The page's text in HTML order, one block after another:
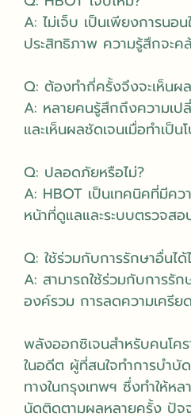
A: ไม่เจ็บ เป็นเพียงการนอ
ประสิทธิภาพ ความรู้สึกจะค
Q: ต้องทำกี่ครั้งจึงจะเห็นผ
A: หลายคนรู้สึกถึงความเ
และเห็นผลชัดเจนเมื่อทำเ
Q: ปลอดภัยหรือไม่?
A: HBOT เป็นเทคนิคที่มีค
หน้าที่ดูแลและระบบตรวจส
Q: ใช้ร่วมกับการรักษาอื่นได้
A: สามารถใช้ร่วมกับการรั
องค์รวม การลดความเครีย
พลังออกซิเจนสำหรับคนโค
ในอดีต ผู้ที่สนใจทำการบำบั
ทางในกรุงเทพฯ ซึ่งทำให้ห
นัดติดตามผลหลายครั้ง ปัจ